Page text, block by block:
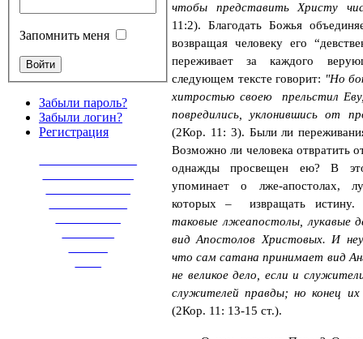
Запомнить меня
Забыли пароль?
Забыли логин?
Регистрация
чтобы представить Христу
11:2). Благодать Божья
возвращая человеку его
переживает за каждого
следующем тексте говорит: "Но
хитростью своею
прельстил
повредились, уклонившись от
(2Кор. 11: 3). Были ли
Возможно ли человека отвратить
однажды просвещен ею? В
упоминает о лже-апостолах,
которых –
извращать
таковые лжеапостолы, лукавые
вид Апостолов Христовых. И
что сам сатана принимает вид
не великое дело, если и
служителей правды; но конец
(2Кор. 11: 13-15 ст.).